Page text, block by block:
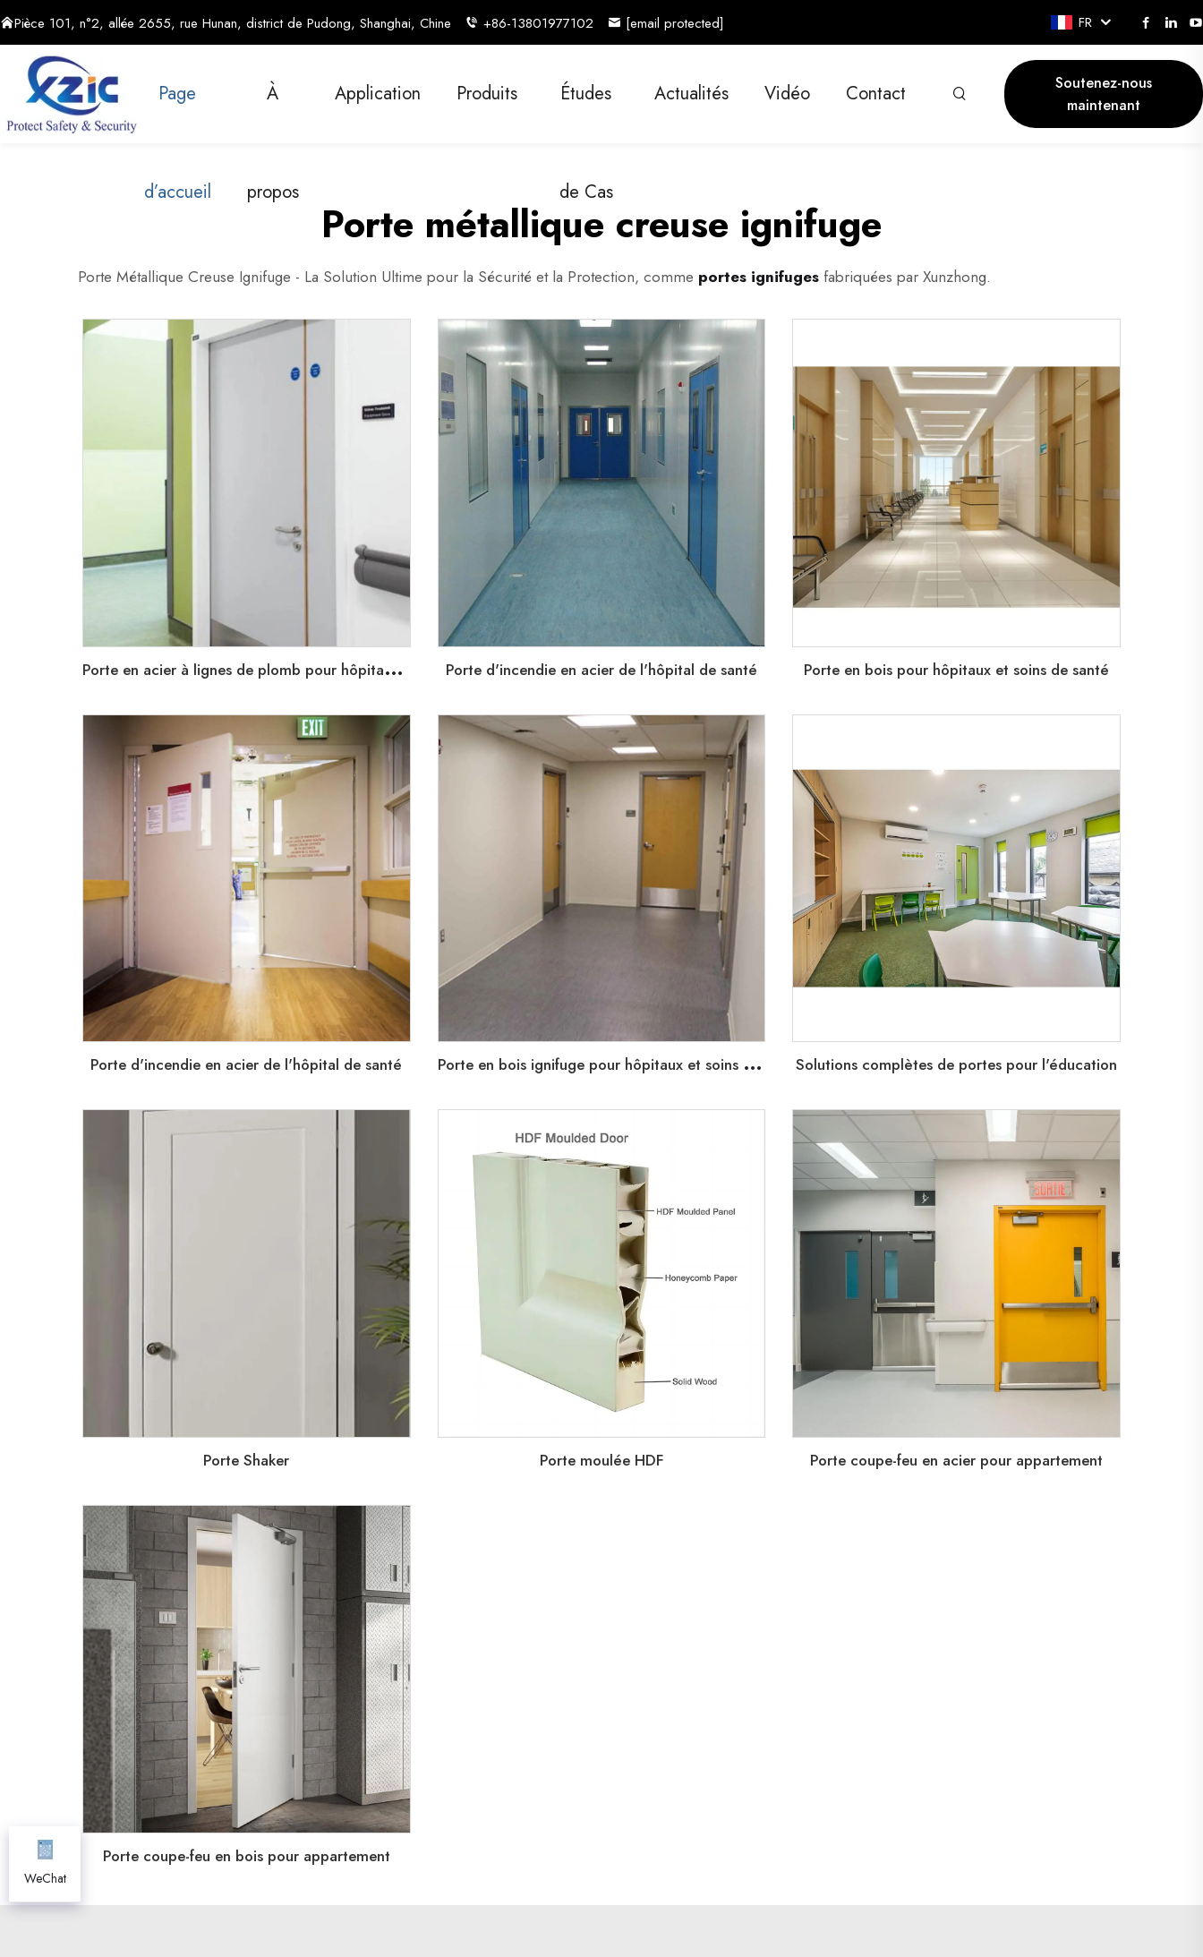
Pièce 101, n°2, allée 2655, rue Hunan, district de Pudong, Shanghai, Chine +86-13801977102 [email protected] FR
Page
d’accueil
À
propos
Application Produits Études
de Cas
Actualités Vidéo Contact
Soutenez-nous
maintenant
Porte métallique creuse ignifuge
Porte Métallique Creuse Ignifuge - La Solution Ultime pour la Sécurité et la Protection, comme portes ignifuges fabriquées par Xunzhong.
P
orte en acier à lignes de plomb pour hôpitaux et soins de santé Porte d'incendie en acier de l'hôpital de santé Porte en bois pour hôpitaux et soins de santé
Porte d'incendie en acier de l'hôpital de santé P
orte en bois ignifuge pour hôpitaux et soins de santé Solutions complètes de portes pour l'éducation
Porte Shaker Porte moulée HDF Porte coupe-feu en acier pour appartement
Porte coupe-feu en bois pour appartement
WeChat